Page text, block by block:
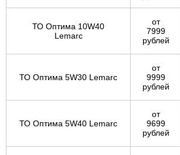
ТО Оптима 10W40
Lemarc
от
7999
рублей
ТО Оптима 5W30 Lemarc
от
9999
рублей
ТО Оптима 5W40 Lemarc
от
9699
рублей